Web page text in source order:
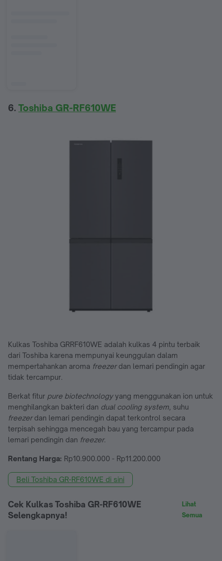
6. Toshiba GR-RF610WE
Kulkas Toshiba GRRF610WE adalah kulkas 4 pintu terbaik
dari Toshiba karena mempunyai keunggulan dalam
mempertahankan aroma freezerdan lemari pendingin agar
tidak tercampur.
Berkat fitur pure biotechnologyyang menggunakan ion untuk
menghilangkan bakteri dan dual cooling system, suhu
freezerdan lemari pendingin dapat terkontrol secara
terpisah sehingga mencegah bau yang tercampur pada
lemari pendingin dan freezer.
Rentang Harga: Rp10.900.000 - Rp11.200.000
Beli Toshiba GR-RF610WE di sini
Cek Kulkas Toshiba GR-RF610WE
Selengkapnya!
Lihat
Semua